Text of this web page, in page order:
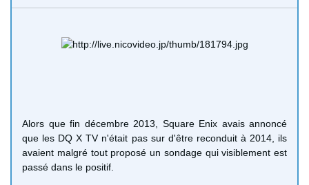
Alors que fin décembre 2013, Square Enix avais annoncé
que les DQ X TV n'était pas sur d'être reconduit à 2014, ils
avaient malgré tout proposé un sondage qui visiblement est
passé dans le positif.